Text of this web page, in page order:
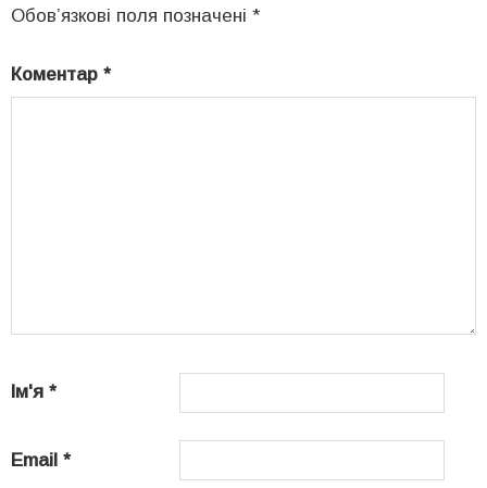
Обов’язкові поля позначені *
Коментар *
Ім'я *
Email *